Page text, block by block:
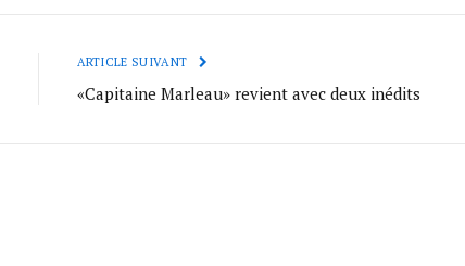
ARTICLE SUIVANT
«Capitaine Marleau» revient avec deux inédits